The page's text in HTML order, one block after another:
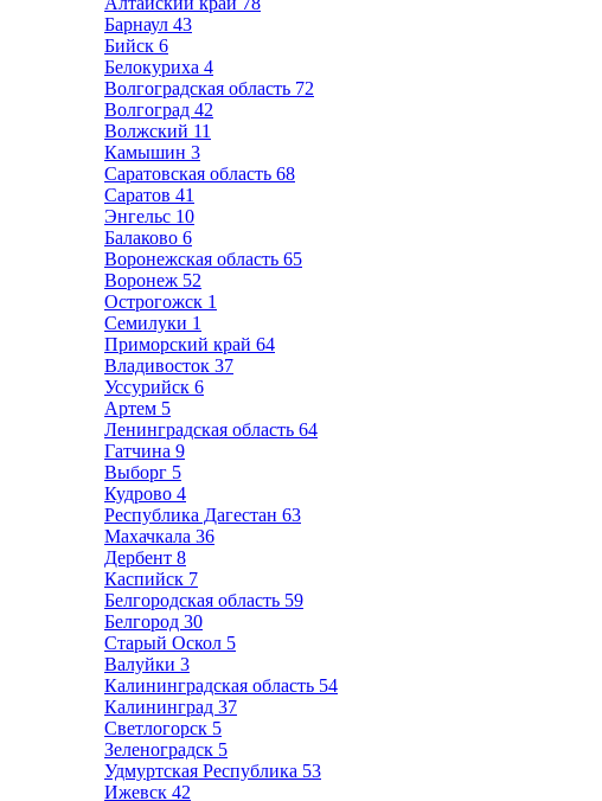
Барнаул 43
Бийск 6
Белокуриха 4
Волгоградская область 72
Волгоград 42
Волжский 11
Камышин 3
Саратовская область 68
Саратов 41
Энгельс 10
Балаково 6
Воронежская область 65
Воронеж 52
Острогожск 1
Семилуки 1
Приморский край 64
Владивосток 37
Уссурийск 6
Артем 5
Ленинградская область 64
Гатчина 9
Выборг 5
Кудрово 4
Республика Дагестан 63
Махачкала 36
Дербент 8
Каспийск 7
Белгородская область 59
Белгород 30
Старый Оскол 5
Валуйки 3
Калининградская область 54
Калининград 37
Светлогорск 5
Зеленоградск 5
Удмуртская Республика 53
Ижевск 42